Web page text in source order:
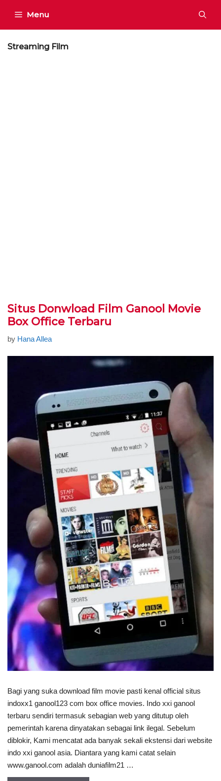
content
Menu
Streaming Film
Situs Donwload Film Ganool Movie
Box Office Terbaru
by Hana Allea
Bagi yang suka download film movie pasti kenal official situs
indoxx1 ganool123 com box office movies. Indo xxi ganool
terbaru sendiri termasuk sebagian web yang ditutup oleh
pemerintah karena dinyatakan sebagai link ilegal. Sebelum
diblokir, Kami mencatat ada banyak sekali ekstensi dari website
indo xxi ganool asia. Diantara yang kami catat selain
www.ganool.com adalah duniafilm21 …